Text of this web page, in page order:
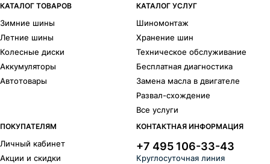
КАТАЛОГ ТОВАРОВ
Зимние шины
Летние шины
Колесные диски
Аккумуляторы
Автотовары
КАТАЛОГ УСЛУГ
Шиномонтаж
Хранение шин
Техническое обслуживание
Бесплатная диагностика
Замена масла в двигателе
Развал-схождение
Все услуги
ПОКУПАТЕЛЯМ
Личный кабинет
Акции и скидки
КОНТАКТНАЯ ИНФОРМАЦИЯ
+7 495 106-33-43
Круглосуточная линия